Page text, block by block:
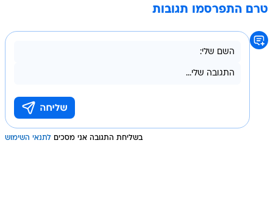
טרם התפרסמו תגובות
בשליחת התגובה אני מסכים לתנאי השימוש